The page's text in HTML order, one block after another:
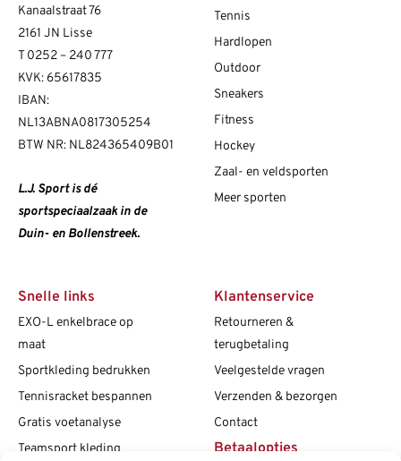
Kanaalstraat 76
2161 JN Lisse
T 0252 – 240 777
KVK: 65617835
IBAN:
NL13ABNA0817305254
BTW NR: NL824365409B01
L.J. Sport is dé
sportspeciaalzaak in de
Duin- en Bollenstreek.
Tennis
Hardlopen
Outdoor
Sneakers
Fitness
Hockey
Zaal- en veldsporten
Meer sporten
Snelle links
EXO-L enkelbrace op
maat
Sportkleding bedrukken
Tennisracket bespannen
Gratis voetanalyse
Teamsport kleding
Klantenservice
Retourneren &
terugbetaling
Veelgestelde vragen
Verzenden & bezorgen
Contact
Betaalopties